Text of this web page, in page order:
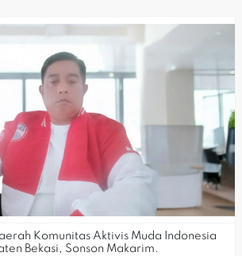
Komunitas Aktivis Muda Indonesia
Bekasi, Sonson Makarim.